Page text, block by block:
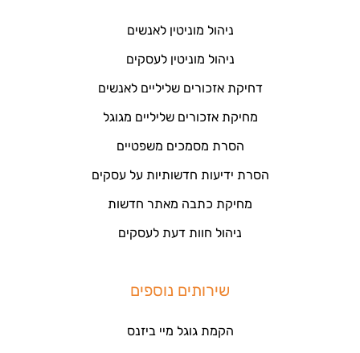
ניהול מוניטין לאנשים
ניהול מוניטין לעסקים
דחיקת אזכורים שליליים לאנשים
מחיקת אזכורים שליליים מגוגל
הסרת מסמכים משפטיים
הסרת ידיעות חדשותיות על עסקים
מחיקת כתבה מאתר חדשות
ניהול חוות דעת לעסקים
שירותים נוספים
הקמת גוגל מיי ביזנס